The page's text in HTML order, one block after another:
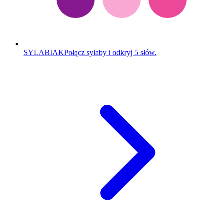
SYLABIAKPołącz sylaby i odkryj 5 słów.